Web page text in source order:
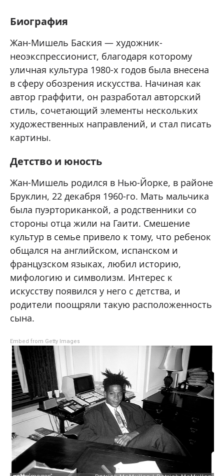
Биография
Жан-Мишель Баския — художник-
неоэкспрессионист, благодаря которому
уличная культура 1980-х годов была внесена
в сферу обозрения искусства. Начиная как
автор граффити, он разработал авторский
стиль, сочетающий элементы нескольких
художественных направлений, и стал писать
картины.
Детство и юность
Жан-Мишель родился в Нью-Йорке, в районе
Бруклин, 22 декабря 1960-го. Мать мальчика
была пуэрториканкой, а родственники со
стороны отца жили на Гаити. Смешение
культур в семье привело к тому, что ребенок
общался на английском, испанском и
французском языках, любил историю,
мифологию и символизм. Интерес к
искусству появился у него с детства, и
родители поощряли такую расположенность
сына.
Embed from Getty Images